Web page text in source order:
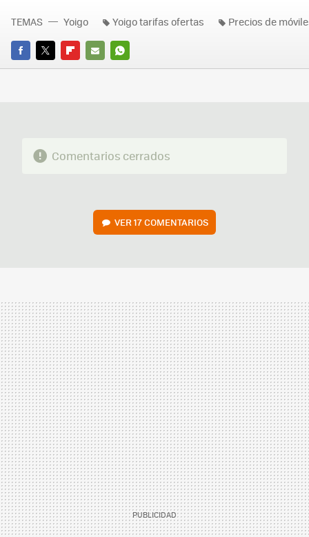
FACEBOOK
TWITTERFLIPBOARD
E-
WHATSAPP
TEMAS Yoigo Yoigo tarifas ofertas Precios de
Comentarios cerrados
VER17 COMENTARIOS